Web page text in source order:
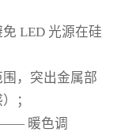
LED 光源在硅
，突出金属部
；
—— 暖色调